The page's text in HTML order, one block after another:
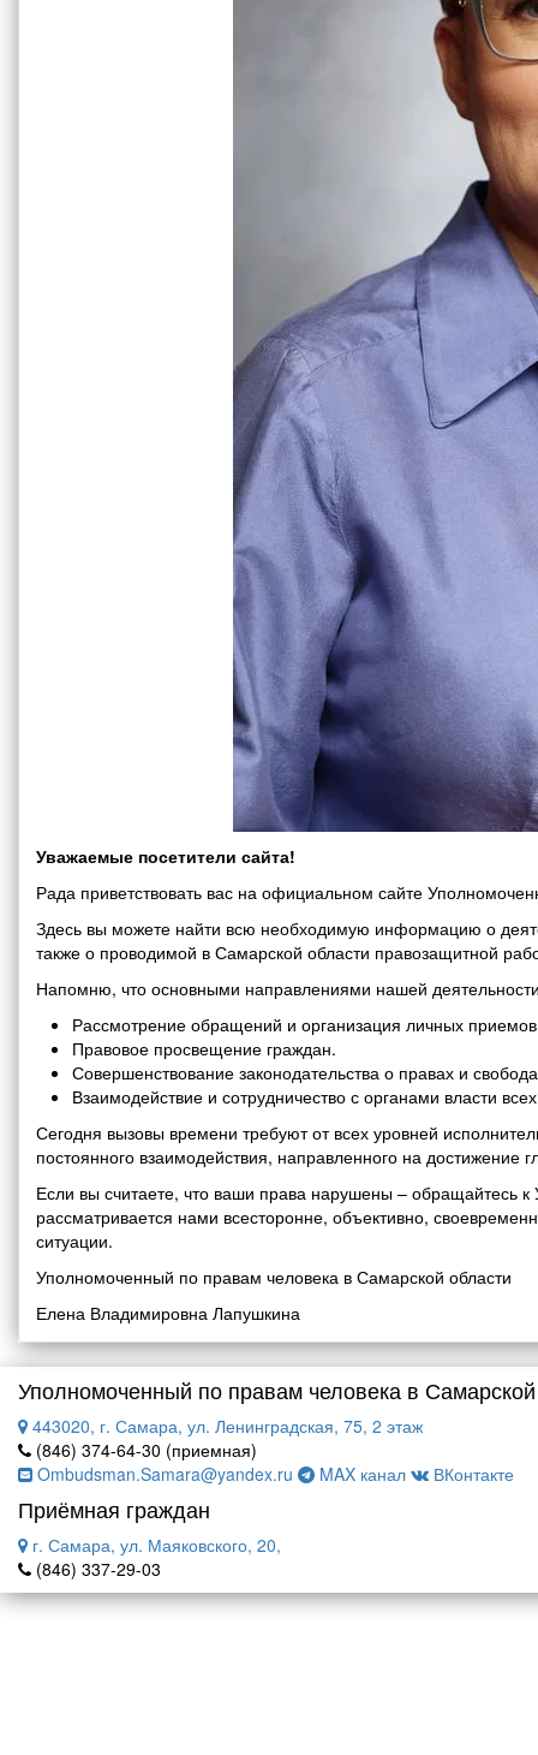
Уважаемые посетители сайта!
Рада приветствовать вас на официальном сайте
Здесь вы можете найти всю необходимую информацию о
также о проводимой в Самарской области правозащитной
Напомню, что основными направлениями нашей
Рассмотрение обращений и организация личных
Правовое просвещение граждан.
Совершенствование законодательства о правах и
Взаимодействие и сотрудничество с органами власти
Сегодня вызовы времени требуют от всех уровней
постоянного взаимодействия, направленного на
Если вы считаете, что ваши права нарушены – обращайтесь
рассматривается нами всесторонне, объективно,
ситуации.
Уполномоченный по правам человека в Самарской области
Елена Владимировна Лапушкина
Уполномоченный по правам человека в
443020, г. Самара, ул. Ленинградская, 75, 2 этаж
(846) 374-64-30 (приемная)
Ombudsman.Samara@yandex.ru
MAX канал ВКонтакте
Приёмная граждан
г. Самара, ул. Маяковского, 20,
(846) 337-29-03